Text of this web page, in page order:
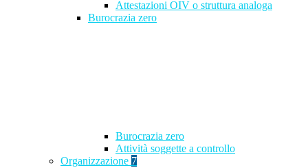
Attestazioni OIV o struttura analoga
Burocrazia zero
Burocrazia zero
Attività soggette a controllo
Organizzazione 7